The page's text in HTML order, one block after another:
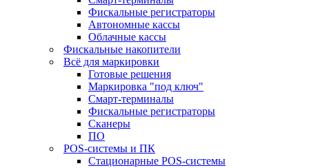
Фискальные регистраторы
Автономные кассы
Облачные кассы
Фискальные накопители
Всё для маркировки
Готовые решения
Маркировка "под ключ"
Смарт-терминалы
Фискальные регистраторы
Сканеры
ПО
POS-системы и ПК
Стационарные POS-системы